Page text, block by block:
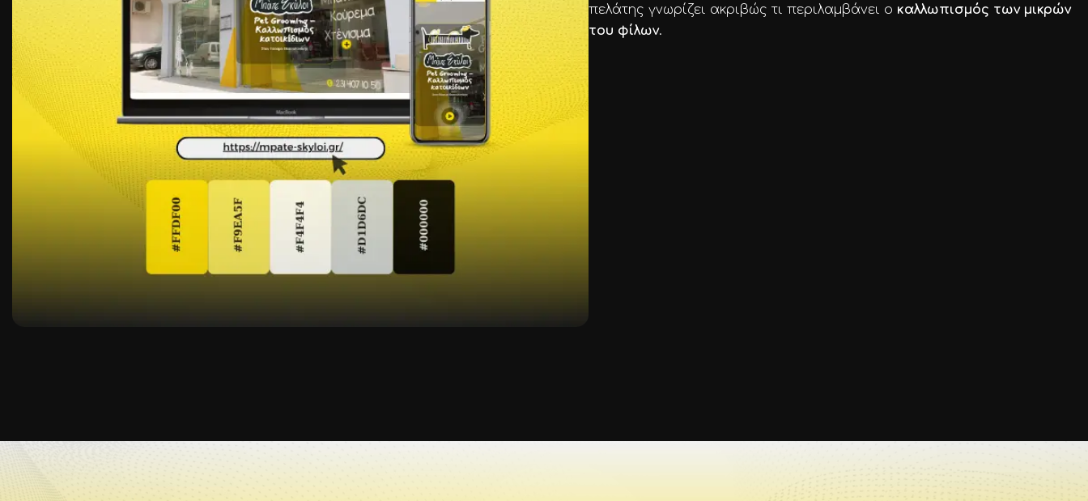
πελάτης γνωρίζει ακριβώς τι περιλαμβάνει ο καλλωπισμός των μικρών
του φίλων.